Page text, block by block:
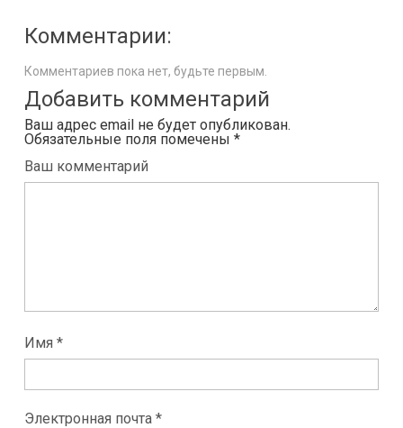
Комментарии:
Комментариев пока нет, будьте первым.
Добавить комментарий
Ваш адрес email не будет опубликован.
Обязательные поля помечены *
Ваш комментарий
Имя *
Электронная почта *